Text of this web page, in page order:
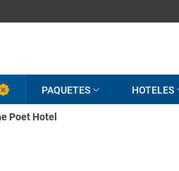
PAQUETES HOTELES
Poet Hotel